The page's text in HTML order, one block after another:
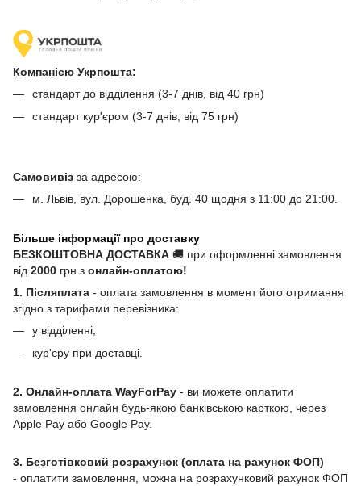
Компанією Укрпошта:
стандарт до відділення (3-7 днів, від 40 грн)
стандарт кур'єром (3-7 днів, від 75 грн)
Самовивіз за адресою:
м. Львів, вул. Дорошенка, буд. 40 щодня з 11:00 до 21:00.
Більше інформації про доставку
БЕЗКОШТОВНА ДОСТАВКА 🚚 при оформленні замовлення
від 2000 грн з онлайн-оплатою!
1. Післяплата - оплата замовлення в момент його отримання
згідно з тарифами перевізника:
у відділенні;
кур'єру при доставці.
2. Онлайн-оплата WayForPay - ви можете оплатити
замовлення онлайн будь-якою банківською карткою, через
Apple Pay або Google Pay.
3. Безготівковий розрахунок (оплата на рахунок ФОП)
- оплатити замовлення, можна на розрахунковий рахунок ФОП